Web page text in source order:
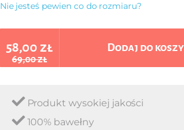
Nie jesteś pewien co do rozmiaru?
58,00 zł
69,00 zł
Dodaj do
Produkt wysokiej jakości
100% bawełny